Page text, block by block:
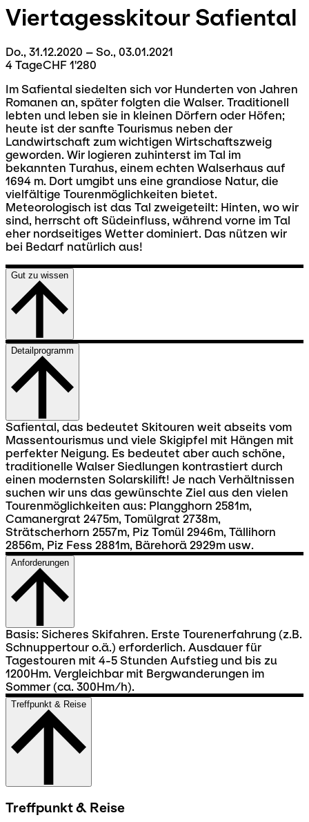
Viertagesskitour Safiental
Do., 31.12.2020 – So., 03.01.2021
4 TageCHF 1'280
Im Safiental siedelten sich vor Hunderten von Jahren
Romanen an, später folgten die Walser. Traditionell
lebten und leben sie in kleinen Dörfern oder Höfen;
heute ist der sanfte Tourismus neben der
Landwirtschaft zum wichtigen Wirtschaftszweig
geworden. Wir logieren zuhinterst im Tal im
bekannten Turahus, einem echten Walserhaus auf
1694 m. Dort umgibt uns eine grandiose Natur, die
vielfältige Tourenmöglichkeiten bietet.
Meteorologisch ist das Tal zweigeteilt: Hinten, wo wir
sind, herrscht oft Südeinfluss, während vorne im Tal
eher nordseitiges Wetter dominiert. Das nützen wir
bei Bedarf natürlich aus!
Gut zu wissen
Detailprogramm
Safiental, das bedeutet Skitouren weit abseits vom
Massentourismus und viele Skigipfel mit Hängen mit
perfekter Neigung. Es bedeutet aber auch schöne,
traditionelle Walser Siedlungen kontrastiert durch
einen modernsten Solarskilift! Je nach Verhältnissen
suchen wir uns das gewünschte Ziel aus den vielen
Tourenmöglichkeiten aus: Plangghorn 2581m,
Camanergrat 2475m, Tomülgrat 2738m,
Strätscherhorn 2557m, Piz Tomül 2946m, Tällihorn
2856m, Piz Fess 2881m, Bärehorä 2929m usw.
Anforderungen
Basis: Sicheres Skifahren. Erste Tourenerfahrung (z.B.
Schnuppertour o.ä.) erforderlich. Ausdauer für
Tagestouren mit 4-5 Stunden Aufstieg und bis zu
1200Hm. Vergleichbar mit Bergwanderungen im
Sommer (ca. 300Hm/h).
Treffpunkt & Reise
Treffpunkt & Reise